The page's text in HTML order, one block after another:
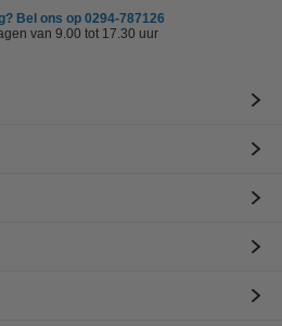
Bel ons op 0294-787126
van 9.00 tot 17.30 uur